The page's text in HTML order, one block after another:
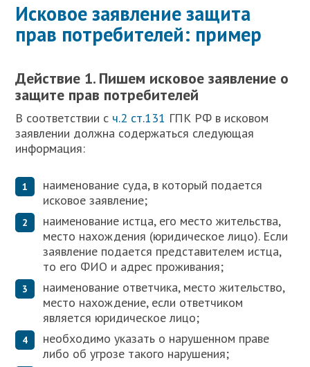
Исковое заявление защита
прав потребителей: пример
Действие 1. Пишем исковое заявление о
защите прав потребителей
В соответствии с ч.2 ст.131 ГПК РФ в исковом
заявлении должна содержаться следующая
информация:
наименование суда, в который подается
исковое заявление;
наименование истца, его место жительства,
место нахождения (юридическое лицо). Если
заявление подается представителем истца,
то его ФИО и адрес проживания;
наименование ответчика, место жительство,
место нахождение, если ответчиком
является юридическое лицо;
необходимо указать о нарушенном праве
либо об угрозе такого нарушения;